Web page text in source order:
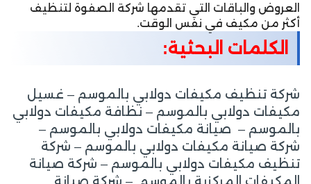
العروض والباقات التي تقدمها شركة الصفوة لتنظيف
أكثر من مكيف في نفس الوقت.
الكلمات البحثية:
شركة تنظيف مكيفات دولابي بالموسم – غسيل
مكيفات دولابي بالموسم – نظافة مكيفات دولابي
بالموسم – صيانة مكيفات دولابي بالموسم –
شركة صيانة مكيفات دولابي بالموسم – شركة
تنظيف مكيفات دولابي بالموسم – شركة صيانة